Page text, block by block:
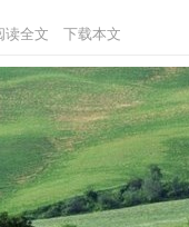
读全文 下载本文